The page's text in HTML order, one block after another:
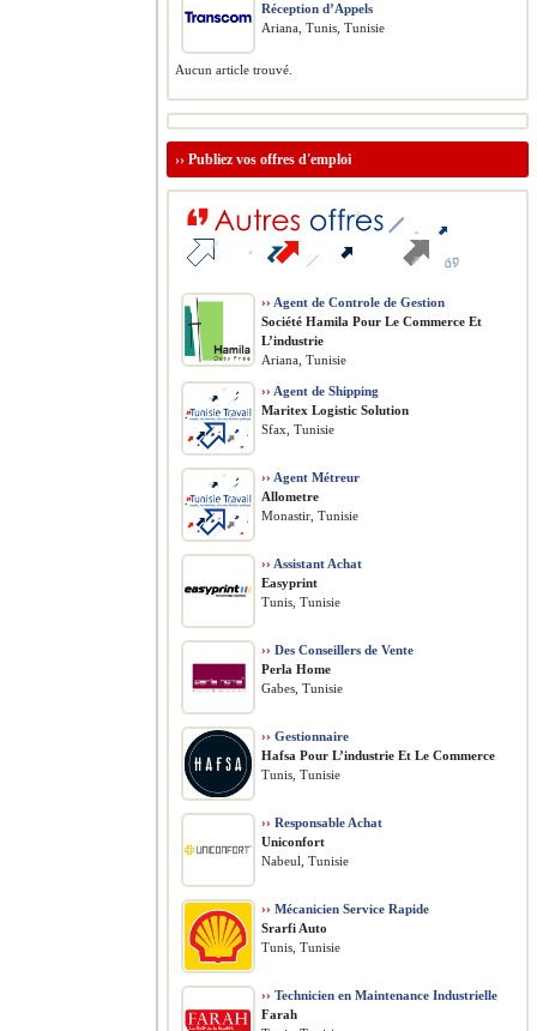
Réception d’Appels
Ariana, Tunis, Tunisie
Aucun article trouvé.
›› Publiez vos offres d'emploi
›› Agent de Controle de Gestion
Société Hamila Pour Le Commerce Et
L’industrie
Ariana, Tunisie
›› Agent de Shipping
Maritex Logistic Solution
Sfax, Tunisie
›› Agent Métreur
Allometre
Monastir, Tunisie
›› Assistant Achat
Easyprint
Tunis, Tunisie
›› Des Conseillers de Vente
Perla Home
Gabes, Tunisie
›› Gestionnaire
Hafsa Pour L’industrie Et Le Commerce
Tunis, Tunisie
›› Responsable Achat
Uniconfort
Nabeul, Tunisie
›› Mécanicien Service Rapide
Srarfi Auto
Tunis, Tunisie
›› Technicien en Maintenance Industrielle
Farah